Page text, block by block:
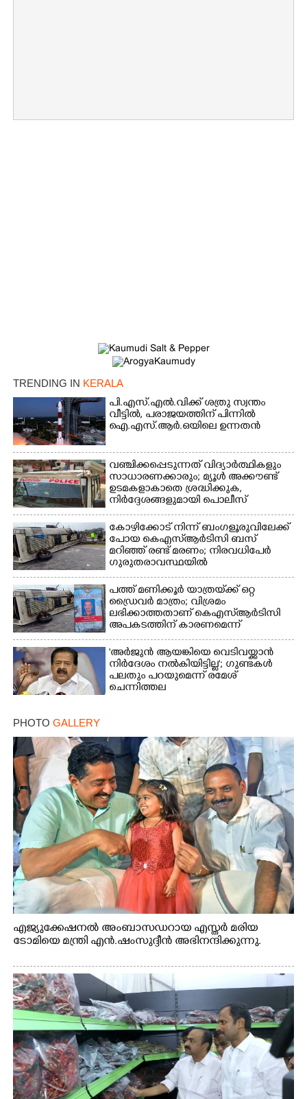
TRENDING IN KERALA
പി.എസ്.എൽ.വിക്ക് ശത്രു സ്വന്തം
വീട്ടിൽ,​ പരാജയത്തിന് പിന്നിൽ
ഐ.എസ്.ആർ.ഒയിലെ ഉന്നതൻ
വഞ്ചിക്കപ്പെടുന്നത് വിദ്യാർത്ഥികളും
സാധാരണക്കാരും; മ്യൂൾ അക്കൗണ്ട്
ഉടമകളാകാതെ ശ്രദ്ധിക്കുക,
നിർദ്ദേശങ്ങളുമായി പൊലീസ്
കോഴിക്കോട് നിന്ന് ബംഗളൂരുവിലേക്ക്
പോയ കെഎസ്‌ആർടിസി ബസ്
മറിഞ്ഞ് രണ്ട് മരണം; നിരവധിപേർ
ഗുരുതരാവസ്ഥയിൽ
പത്ത് മണിക്കൂർ യാത്രയ്‌ക്ക് ഒറ്റ
ഡ്രൈവർ മാത്രം; വിശ്രമം
ലഭിക്കാത്തതാണ് കെഎസ്‌ആർടിസി
അപകടത്തിന് കാരണമെന്ന്
വിമർശനം
'അർജുൻ ആയങ്കിയെ വെടിവയ്ക്കാൻ
നിർദേശം നൽകിയിട്ടില്ല'; ഗുണ്ടകൾ
പലതും പറയുമെന്ന് രമേശ്
ചെന്നിത്തല
PHOTO GALLERY
എജ്യുക്കേഷനൽ അംബാസഡറായ എസ്തർ മരിയ
ടോമിയെ മന്ത്രി എൻ.ഷംസുദ്ദീൻ അഭിനന്ദിക്കുന്നു.
Share this link
Copy Link